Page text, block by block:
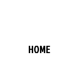
HOME